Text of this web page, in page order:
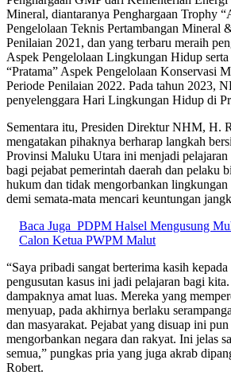
Mineral, diantaranya Penghargaan Trophy
Pengelolaan Teknis Pertambangan Mineral
Penilaian 2021, dan yang terbaru meraih
Aspek Pengelolaan Lingkungan Hidup serta
“Pratama” Aspek Pengelolaan Konservasi
Periode Penilaian 2022. Pada tahun 2023,
penyelenggara Hari Lingkungan Hidup di
Sementara itu, Presiden Direktur NHM, H.
mengatakan pihaknya berharap langkah
Provinsi Maluku Utara ini menjadi pelajaran
bagi pejabat pemerintah daerah dan pelaku
hukum dan tidak mengorbankan lingkungan
demi semata-mata mencari keuntungan
Baca Juga PDPM Halsel Mengusung
Calon Ketua PWPM Malut
“Saya pribadi sangat berterima kasih
pengusutan kasus ini jadi pelajaran bagi
dampaknya amat luas. Mereka yang
menyuap, pada akhirnya berlaku
dan masyarakat. Pejabat yang disuap ini
mengorbankan negara dan rakyat. Ini jelas
semua,” pungkas pria yang juga akrab
Robert.